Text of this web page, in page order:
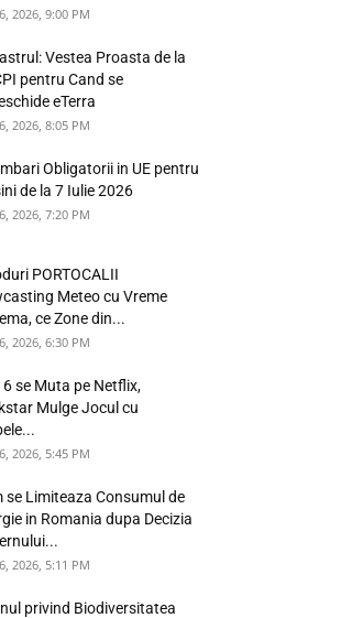
2026, 9:00 PM
Vestea Proasta de la
pentru Cand se
eTerra
2026, 8:05 PM
Obligatorii in UE pentru
de la 7 Iulie 2026
2026, 7:20 PM
PORTOCALII
Meteo cu Vreme
ce Zone din...
2026, 6:30 PM
6 se Muta pe Netflix,
Mulge Jocul cu
2026, 5:45 PM
se Limiteaza Consumul de
in Romania dupa Decizia
2026, 5:11 PM
privind Biodiversitatea